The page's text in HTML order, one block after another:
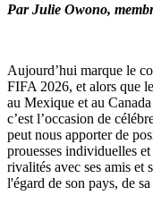
Par Julie Owono,
Aujourd’hui marque le
FIFA 2026, et alors que
au Mexique et au
c’est l’occasion de
peut nous apporter de
prouesses individuelles
rivalités avec ses amis et
l'égard de son pays, de